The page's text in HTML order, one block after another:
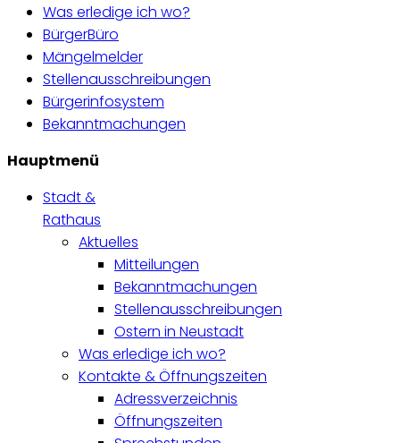
Was erledige ich wo?
BürgerBüro
Mängelmelder
Stellenausschreibungen
Bürgerinfosystem
Bekanntmachungen
Hauptmenü
Stadt &
Rathaus
Aktuelles
Mitteilungen
Bekanntmachungen
Stellenausschreibungen
Ostern in Neustadt
Was erledige ich wo?
Kontakte & Öffnungszeiten
Adressverzeichnis
Öffnungszeiten